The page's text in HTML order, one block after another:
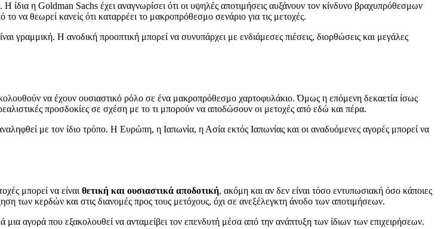
ίδια η Goldman Sachs έχει αναγνωρίσει ότι οι υψηλές αποτιμήσεις αυξάνουν τον κίνδυνο βραχυπρόθεσμων
να θεωρεί κανείς ότι καταρρέει το μακροπρόθεσμο σενάριο για τις μετοχές.
γραμμική. Η ανοδική προοπτική μπορεί να συνυπάρχει με ενδιάμεσες πιέσεις, διορθώσεις και μεγάλες
να έχουν ουσιαστικό ρόλο σε ένα μακροπρόθεσμο χαρτοφυλάκιο. Όμως η επόμενη δεκαετία ίσως
προσδοκίες σε σχέση με το τι μπορούν να αποδώσουν οι μετοχές από εδώ και πέρα.
με τον ίδιο τρόπο. Η Ευρώπη, η Ιαπωνία, η Ασία εκτός Ιαπωνίας και οι αναδυόμενες αγορές μπορεί να
μπορεί να είναι θετική και ουσιαστικά αποδοτική, ακόμη και αν δεν είναι τόσο εντυπωσιακή όσο κάποιες
των κερδών και στις διανομές προς τους μετόχους, όχι σε ανεξέλεγκτη άνοδο των αποτιμήσεων.
αγορά που εξακολουθεί να ανταμείβει τον επενδυτή μέσα από την ανάπτυξη των ίδιων των επιχειρήσεων.